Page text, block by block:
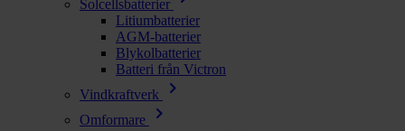
Solcellsbatterier
Litiumbatterier
AGM-batterier
Blykolbatterier
Batteri från Victron
Vindkraftverk
chevron_right
Omformare chevron_right